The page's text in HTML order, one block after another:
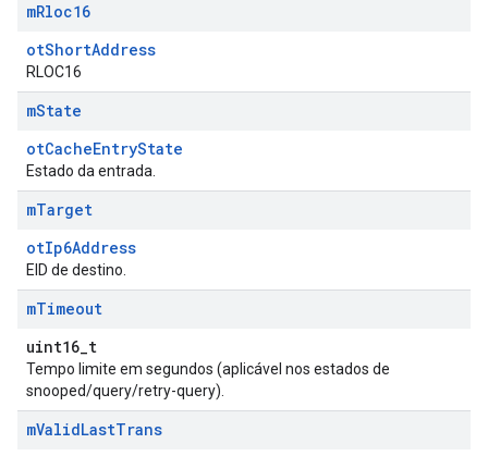
mRloc16
otShortAddress
RLOC16
mState
otCacheEntryState
Estado da entrada.
mTarget
otIp6Address
EID de destino.
mTimeout
uint16_t
Tempo limite em segundos (aplicável nos estados de
snooped/query/retry-query).
mValidLastTrans